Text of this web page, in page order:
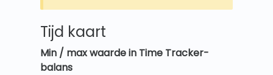
Tijd kaart
Min / max waarde in Time Tracker-
balans